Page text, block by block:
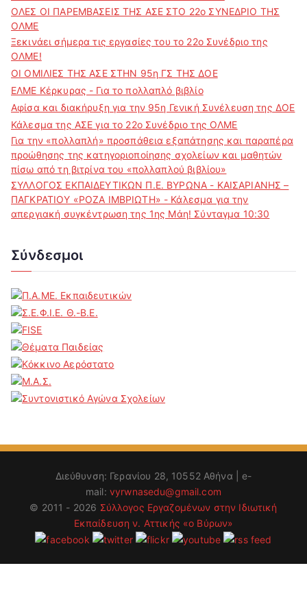
ΟΛΕΣ ΟΙ ΠΑΡΕΜΒΑΣΕΙΣ ΤΗΣ ΑΣΕ ΣΤΟ 22ο ΣΥΝΕΔΡΙΟ ΤΗΣ
ΟΛΜΕ
Ξεκινάει σήμερα τις εργασίες του το 22ο Συνέδριο της
ΟΛΜΕ!
ΟΙ ΟΜΙΛΙΕΣ ΤΗΣ ΑΣΕ ΣΤΗΝ 95η ΓΣ ΤΗΣ ΔΟΕ
ΕΛΜΕ Κέρκυρας - Για το πολλαπλό βιβλίο
Αφίσα και διακήρυξη για την 95η Γενική Συνέλευση της ΔΟΕ
Κάλεσμα της ΑΣΕ για το 22ο Συνέδριο της ΟΛΜΕ
Για την «πολλαπλή» προσπάθεια εξαπάτησης και παραπέρα
προώθησης της κατηγοριοποίησης σχολείων και μαθητών
πίσω από τη βιτρίνα του «πολλαπλού βιβλίου»
ΣΥΛΛΟΓΟΣ ΕΚΠΑΙΔΕΥΤΙΚΩΝ Π.Ε. ΒΥΡΩΝΑ - ΚΑΙΣΑΡΙΑΝΗΣ –
ΠΑΓΚΡΑΤΙΟΥ «ΡΟΖΑ ΙΜΒΡΙΩΤΗ» - Κάλεσμα για την
απεργιακή συγκέντρωση της 1ης Μάη! Σύνταγμα 10:30
Σύνδεσμοι
Διεύθυνση: Γερανίου 28, 10552 Αθήνα | e-
mail: vyrwnasedu@gmail.com
© 2011 - 2026 Σύλλογος Εργαζομένων στην Ιδιωτική
Εκπαίδευση ν. Αττικής «ο Βύρων»